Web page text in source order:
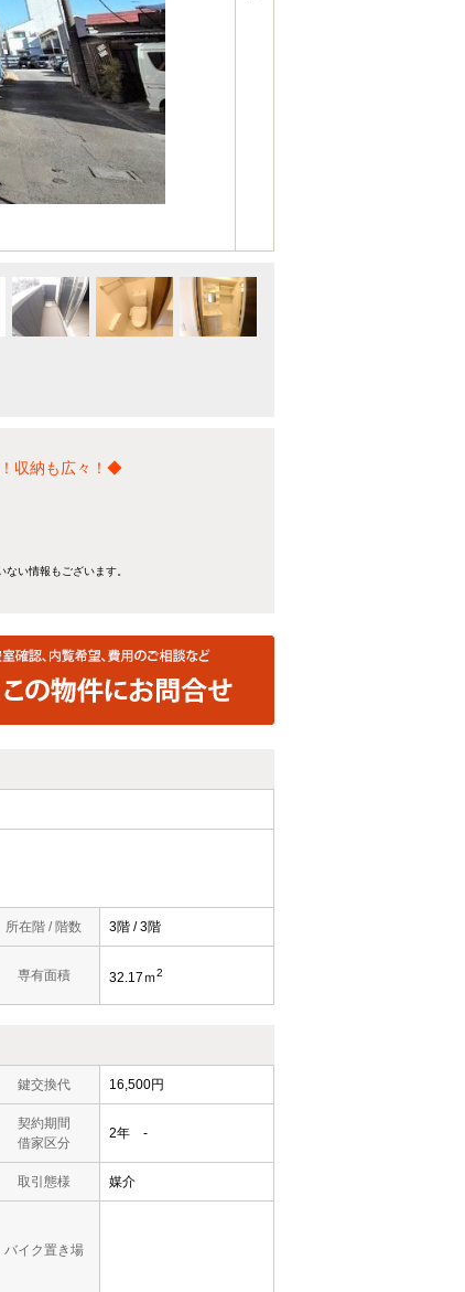
収納も広々！◆
い情報もございます。
所在階 / 階数 3階 / 3階
専有面積 32.17ｍ2
鍵交換代 16,500円
契約期間
借家区分
2年 -
取引態様 媒介
バイク置き場